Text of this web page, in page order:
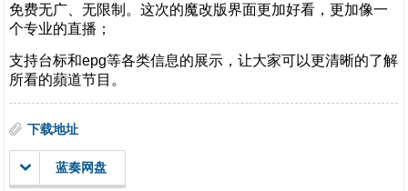
免费无广、无限制。这次的魔改版界面更加好看，更加像一
个专业的直播；
支持台标和epg等各类信息的展示，让大家可以更清晰的了解
所看的蘋道节目。
下载地址
蓝奏网盘